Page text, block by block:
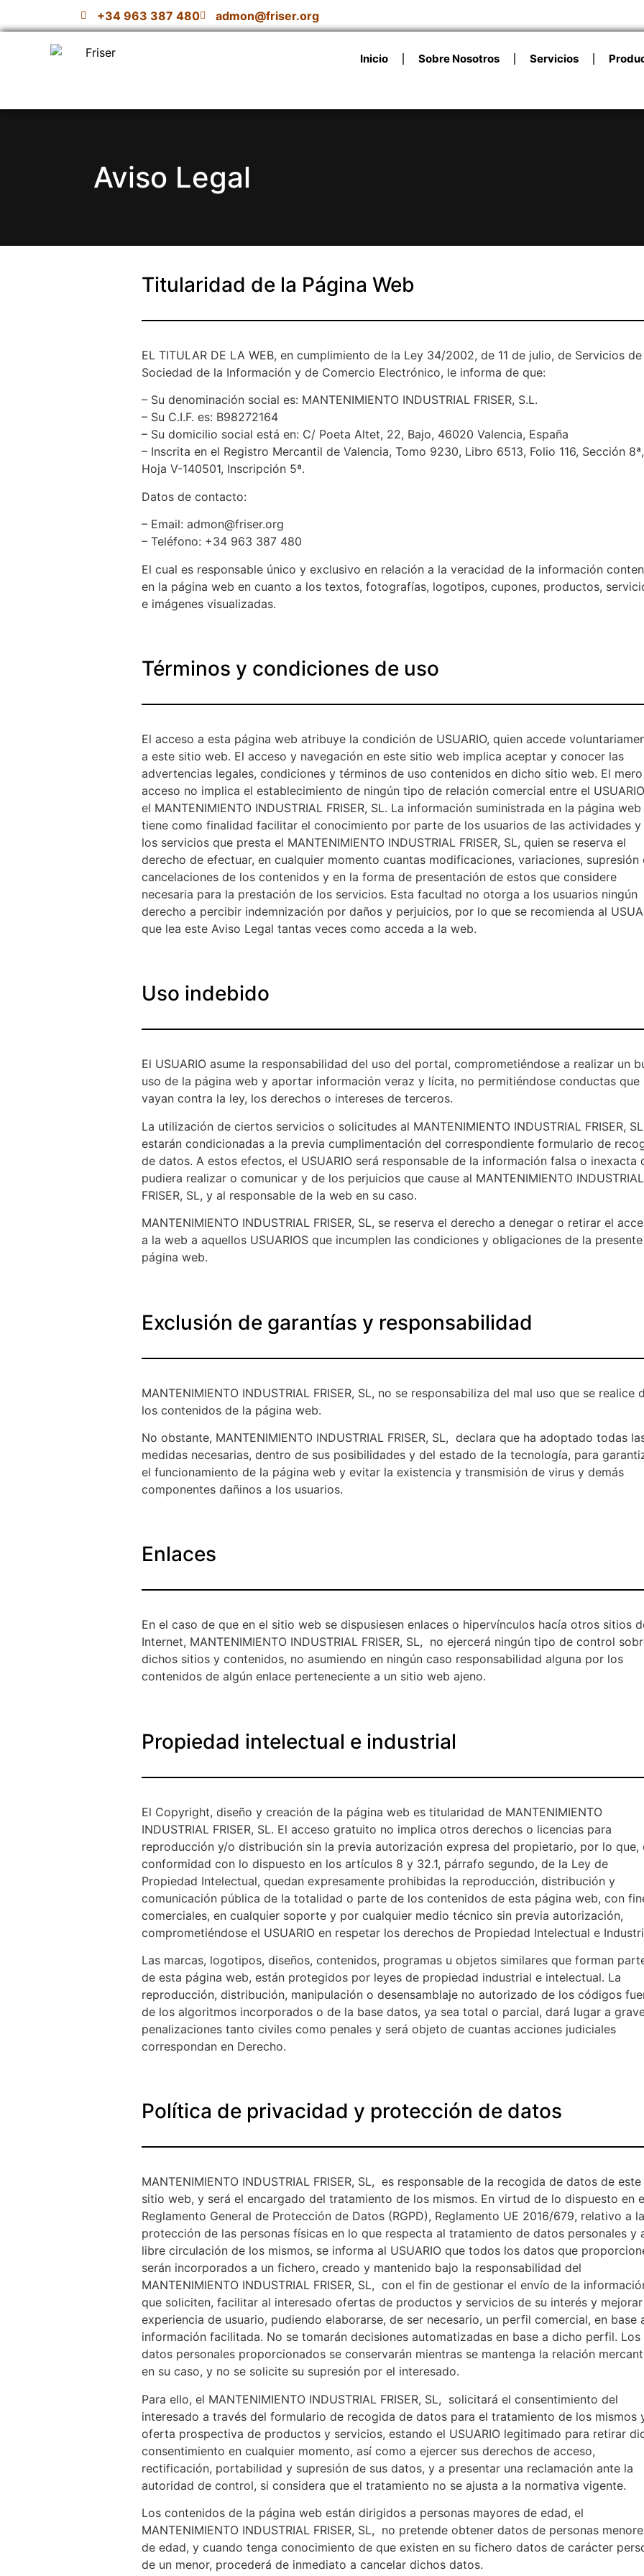
+34 963 387 480 admon@friser.org
Inicio Sobre Nosotros Servicios
Aviso Legal
Titularidad de la Página Web
EL TITULAR DE LA WEB, en cumplimiento de la Ley 34/2002, de 11 de julio, de Servicios de
Sociedad de la Información y de Comercio Electrónico, le informa de que:
– Su denominación social es: MANTENIMIENTO INDUSTRIAL FRISER, S.L.
– Su C.I.F. es: B98272164
– Su domicilio social está en: C/ Poeta Altet, 22, Bajo, 46020 Valencia, España
– Inscrita en el Registro Mercantil de Valencia, Tomo 9230, Libro 6513, Folio 116, Sección 8ª,
Hoja V-140501, Inscripción 5ª.
Datos de contacto:
– Email: admon@friser.org
– Teléfono: +34 963 387 480
El cual es responsable único y exclusivo en relación a la veracidad de la información
en la página web en cuanto a los textos, fotografías, logotipos, cupones, productos,
e imágenes visualizadas.
Términos y condiciones de uso
El acceso a esta página web atribuye la condición de USUARIO, quien accede
a este sitio web. El acceso y navegación en este sitio web implica aceptar y conocer las
advertencias legales, condiciones y términos de uso contenidos en dicho sitio web. El mero
acceso no implica el establecimiento de ningún tipo de relación comercial entre el
el MANTENIMIENTO INDUSTRIAL FRISER, SL. La información suministrada en la página web
tiene como finalidad facilitar el conocimiento por parte de los usuarios de las actividades y
los servicios que presta el MANTENIMIENTO INDUSTRIAL FRISER, SL, quien se reserva el
derecho de efectuar, en cualquier momento cuantas modificaciones, variaciones, supresión
cancelaciones de los contenidos y en la forma de presentación de estos que considere
necesaria para la prestación de los servicios. Esta facultad no otorga a los usuarios ningún
derecho a percibir indemnización por daños y perjuicios, por lo que se recomienda al
que lea este Aviso Legal tantas veces como acceda a la web.
Uso indebido
El USUARIO asume la responsabilidad del uso del portal, comprometiéndose a realizar un
uso de la página web y aportar información veraz y lícita, no permitiéndose conductas que
vayan contra la ley, los derechos o intereses de terceros.
La utilización de ciertos servicios o solicitudes al MANTENIMIENTO INDUSTRIAL FRISER,
estarán condicionadas a la previa cumplimentación del correspondiente formulario de
de datos. A estos efectos, el USUARIO será responsable de la información falsa o inexacta
pudiera realizar o comunicar y de los perjuicios que cause al MANTENIMIENTO INDUSTRIAL
FRISER, SL, y al responsable de la web en su caso.
MANTENIMIENTO INDUSTRIAL FRISER, SL, se reserva el derecho a denegar o retirar el
a la web a aquellos USUARIOS que incumplen las condiciones y obligaciones de la presente
página web.
Exclusión de garantías y responsabilidad
MANTENIMIENTO INDUSTRIAL FRISER, SL, no se responsabiliza del mal uso que se realice
los contenidos de la página web.
No obstante, MANTENIMIENTO INDUSTRIAL FRISER, SL, declara que ha adoptado todas
medidas necesarias, dentro de sus posibilidades y del estado de la tecnología, para
el funcionamiento de la página web y evitar la existencia y transmisión de virus y demás
componentes dañinos a los usuarios.
Enlaces
En el caso de que en el sitio web se dispusiesen enlaces o hipervínculos hacía otros sitios
Internet, MANTENIMIENTO INDUSTRIAL FRISER, SL, no ejercerá ningún tipo de control
dichos sitios y contenidos, no asumiendo en ningún caso responsabilidad alguna por los
contenidos de algún enlace perteneciente a un sitio web ajeno.
Propiedad intelectual e industrial
El Copyright, diseño y creación de la página web es titularidad de MANTENIMIENTO
INDUSTRIAL FRISER, SL. El acceso gratuito no implica otros derechos o licencias para
reproducción y/o distribución sin la previa autorización expresa del propietario, por lo que,
conformidad con lo dispuesto en los artículos 8 y 32.1, párrafo segundo, de la Ley de
Propiedad Intelectual, quedan expresamente prohibidas la reproducción, distribución y
comunicación pública de la totalidad o parte de los contenidos de esta página web, con
comerciales, en cualquier soporte y por cualquier medio técnico sin previa autorización,
comprometiéndose el USUARIO en respetar los derechos de Propiedad Intelectual e
Las marcas, logotipos, diseños, contenidos, programas u objetos similares que forman
de esta página web, están protegidos por leyes de propiedad industrial e intelectual. La
reproducción, distribución, manipulación o desensamblaje no autorizado de los códigos
de los algoritmos incorporados o de la base datos, ya sea total o parcial, dará lugar a
penalizaciones tanto civiles como penales y será objeto de cuantas acciones judiciales
correspondan en Derecho.
Política de privacidad y protección de datos
MANTENIMIENTO INDUSTRIAL FRISER, SL, es responsable de la recogida de datos de este
sitio web, y será el encargado del tratamiento de los mismos. En virtud de lo dispuesto en
Reglamento General de Protección de Datos (RGPD), Reglamento UE 2016/679, relativo a la
protección de las personas físicas en lo que respecta al tratamiento de datos personales y
libre circulación de los mismos, se informa al USUARIO que todos los datos que
serán incorporados a un fichero, creado y mantenido bajo la responsabilidad del
MANTENIMIENTO INDUSTRIAL FRISER, SL, con el fin de gestionar el envío de la
que soliciten, facilitar al interesado ofertas de productos y servicios de su interés y mejorar
experiencia de usuario, pudiendo elaborarse, de ser necesario, un perfil comercial, en base
información facilitada. No se tomarán decisiones automatizadas en base a dicho perfil. Los
datos personales proporcionados se conservarán mientras se mantenga la relación
en su caso, y no se solicite su supresión por el interesado.
Para ello, el MANTENIMIENTO INDUSTRIAL FRISER, SL, solicitará el consentimiento del
interesado a través del formulario de recogida de datos para el tratamiento de los mismos
oferta prospectiva de productos y servicios, estando el USUARIO legitimado para retirar
consentimiento en cualquier momento, así como a ejercer sus derechos de acceso,
rectificación, portabilidad y supresión de sus datos, y a presentar una reclamación ante la
autoridad de control, si considera que el tratamiento no se ajusta a la normativa vigente.
Los contenidos de la página web están dirigidos a personas mayores de edad, el
MANTENIMIENTO INDUSTRIAL FRISER, SL, no pretende obtener datos de personas
de edad, y cuando tenga conocimiento de que existen en su fichero datos de carácter
de un menor, procederá de inmediato a cancelar dichos datos.